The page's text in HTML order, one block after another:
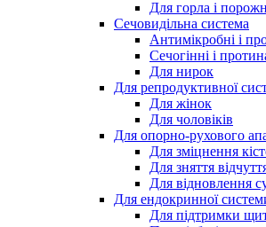
Для горла і
Сечовидільна система
Антимікробні і
Сечогінні і
Для нирок
Для репродуктивної
Для жінок
Для чоловіків
Для опорно-рухового
Для зміцнення
Для зняття
Для відновлення
Для ендокринної
Для підтримки